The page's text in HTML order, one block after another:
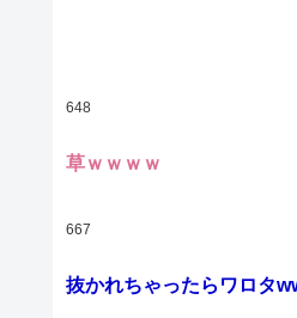
648
草ｗｗｗｗ
667
抜かれちゃったらワロタ